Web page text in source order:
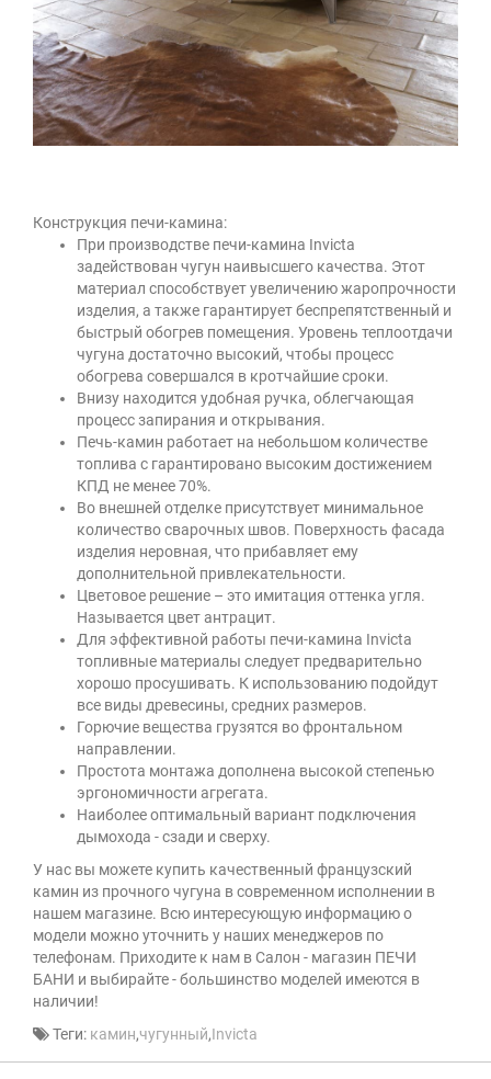
Конструкция печи-камина:
При производстве печи-камина Invicta
задействован чугун наивысшего качества. Этот
материал способствует увеличению жаропрочности
изделия, а также гарантирует беспрепятственный и
быстрый обогрев помещения. Уровень теплоотдачи
чугуна достаточно высокий, чтобы процесс
обогрева совершался в кротчайшие сроки.
Внизу находится удобная ручка, облегчающая
процесс запирания и открывания.
Печь-камин работает на небольшом количестве
топлива с гарантировано высоким достижением
КПД не менее 70%.
Во внешней отделке присутствует минимальное
количество сварочных швов. Поверхность фасада
изделия неровная, что прибавляет ему
дополнительной привлекательности.
Цветовое решение – это имитация оттенка угля.
Называется цвет антрацит.
Для эффективной работы печи-камина Invicta
топливные материалы следует предварительно
хорошо просушивать. К использованию подойдут
все виды древесины, средних размеров.
Горючие вещества грузятся во фронтальном
направлении.
Простота монтажа дополнена высокой степенью
эргономичности агрегата.
Наиболее оптимальный вариант подключения
дымохода - сзади и сверху.
У нас вы можете купить качественный французский
камин из прочного чугуна в современном исполнении в
нашем магазине. Всю интересующую информацию о
модели можно уточнить у наших менеджеров по
телефонам. Приходите к нам в Салон - магазин ПЕЧИ
БАНИ и выбирайте - большинство моделей имеются в
наличии!
Теги: камин,чугунный,Invicta